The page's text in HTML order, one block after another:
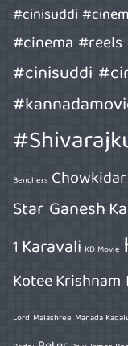
#cinisuddi
#cinema
#cinisuddi
Benchers Chowkidar
Star Ganesh
1 Karavali KD Movie
KoteeKrishnam
Lord Malashree Manada